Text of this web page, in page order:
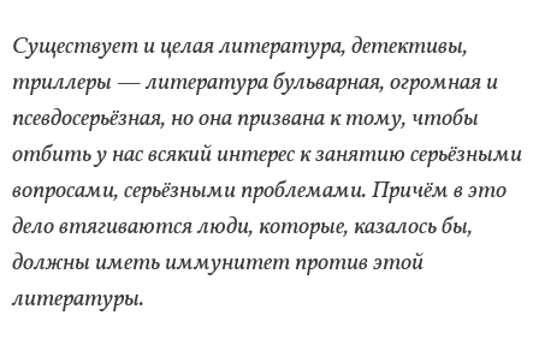
Существует и целая литература, детективы,
триллеры — литература бульварная, огромная и
псевдосерьёзная, но она призвана к тому, чтобы
отбить у нас всякий интерес к занятию серьёзными
вопросами, серьёзными проблемами. Причём в это
дело втягиваются люди, которые, казалось бы,
должны иметь иммунитет против этой
литературы.